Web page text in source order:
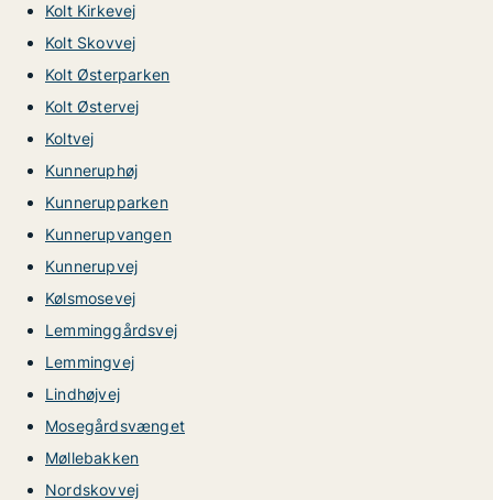
Kolt Kirkevej
Kolt Skovvej
Kolt Østerparken
Kolt Østervej
Koltvej
Kunneruphøj
Kunnerupparken
Kunnerupvangen
Kunnerupvej
Kølsmosevej
Lemminggårdsvej
Lemmingvej
Lindhøjvej
Mosegårdsvænget
Møllebakken
Nordskovvej